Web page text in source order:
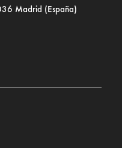
Madrid (España)